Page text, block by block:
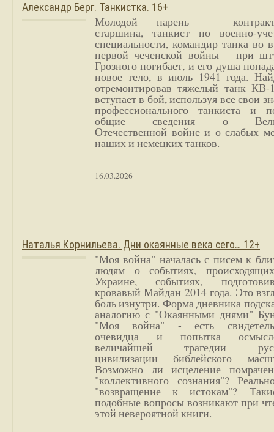
Александр Берг. Танкистка. 16+
Молодой парень –
старшина, танкист по военно-
специальности, командир танка во
первой чеченской войны – при
Грозного погибает, и его душа
новое тело, в июль 1941 года.
отремонтировав тяжелый танк
вступает в бой, используя все свои
профессионального танкиста и
общие сведения о
Отечественной войне и о слабых
наших и немецких танков.
16.03.2026
Наталья Корнильева. Дни окаянные века сего… 12+
"Моя война" началась с писем к
людям о событиях,
Украине, событиях,
кровавый Майдан 2014 года. Это
боль изнутри. Форма дневника
аналогию с "Окаянными днями"
"Моя война" - есть
очевидца и попытка
величайшей трагедии
цивилизации библейского
Возможно ли исцеление
"коллективного сознания"?
"возвращение к истокам"?
подобные вопросы возникают при
этой невероятной книги.